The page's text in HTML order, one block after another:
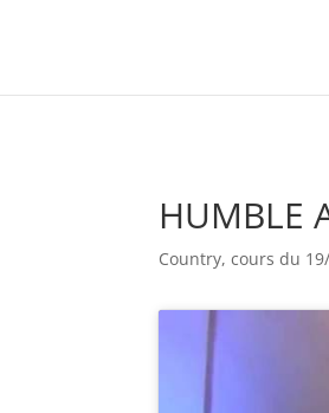
HUMBLE
Country, cours du